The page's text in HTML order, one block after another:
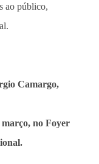
ao público,
Camargo,
março, no Foyer